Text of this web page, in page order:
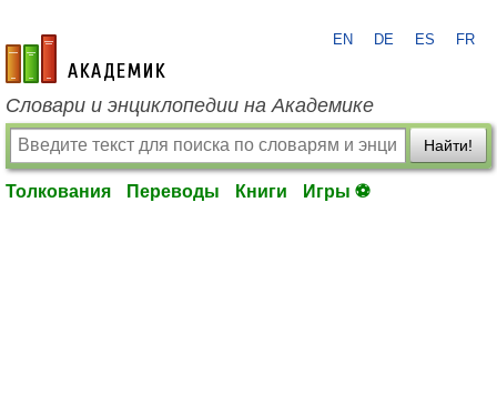
academic.ru
EN DE ES FR
Словари и энциклопедии на Академике
Найти!
Толкования Переводы Книги Игры ⚽